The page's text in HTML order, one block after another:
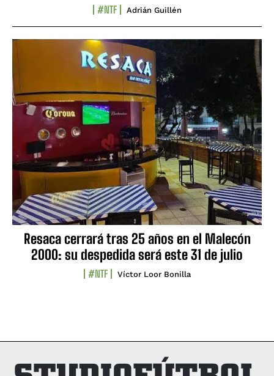
#NTF Adrián Guillén
Resaca cerrará tras 25 años en el Malecón
2000: su despedida será este 31 de julio
#NTF Víctor Loor Bonilla